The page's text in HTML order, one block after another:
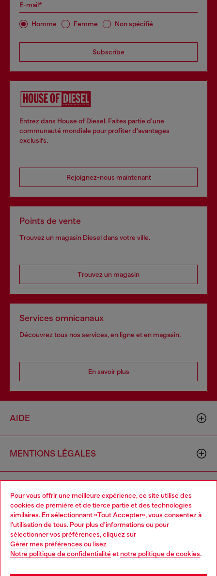
Pour vous offrir une meilleure expérience, ce site utilise des
cookies de première et de tierce partie et des technologies
similaires. En sélectionnant «Tout Accepter», vous consentez à
l'utilisation de tous. Pour plus d'informations ou pour
sélectionner vos préférences, cliquez sur
Gérer mes préférences ou lisez
Notre politique de confidentialitéet notre politique de cookies.
E-mail*
Homme Femme Non spécifié
Subscribe
Entrez dans House of Diesel. Faites partie d'une
communauté mondiale pour profiter d'avantages
exclusifs.
Rejoignez-nous maintenant
Points de vente
Trouvez un magasin Diesel dans votre ville.
Trouvez un magasin
Services omnicanaux
Découvrez tous nos services, en ligne et en magasin.
En savoir plus
AIDE
MENTIONS LÉGALES
CORPORATE
Choose your location
You are currently browsing France website, but it seems you
may be based in United States